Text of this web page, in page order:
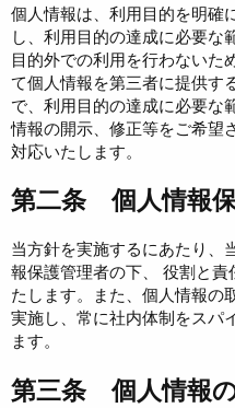
個人情報は、利用目的を明確
し、利用目的の達成に必要な
目的外での利用を行わないた
て個人情報を第三者に提供す
で、利用目的の達成に必要な
情報の開示、修正等をご希望
対応いたします。
第二条 個人情報
当方針を実施するにあたり、
報保護管理者の下、 役割と
たします。また、個人情報の
実施し、常に社内体制をスパ
ます。
第三条 個人情報